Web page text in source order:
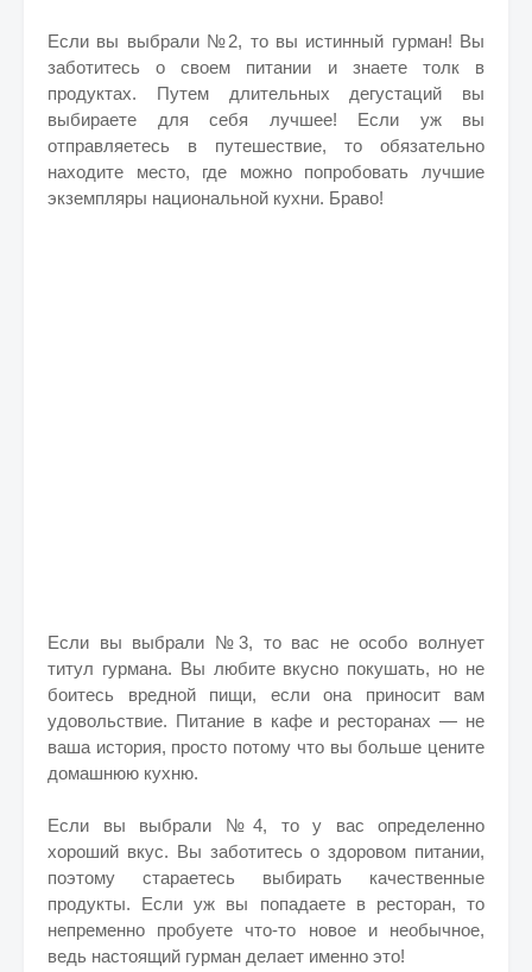
Если вы выбрали №2, то вы истинный гурман! Вы
заботитесь о своем питании и знаете толк в
продуктах. Путем длительных дегустаций вы
выбираете для себя лучшее! Если уж вы
отправляетесь в путешествие, то обязательно
находите место, где можно попробовать лучшие
экземпляры национальной кухни. Браво!
Если вы выбрали №3, то вас не особо волнует
титул гурмана. Вы любите вкусно покушать, но не
боитесь вредной пищи, если она приносит вам
удовольствие. Питание в кафе и ресторанах — не
ваша история, просто потому что вы больше цените
домашнюю кухню.
Если вы выбрали №4, то у вас определенно
хороший вкус. Вы заботитесь о здоровом питании,
поэтому стараетесь выбирать качественные
продукты. Если уж вы попадаете в ресторан, то
непременно пробуете что-то новое и необычное,
ведь настоящий гурман делает именно это!